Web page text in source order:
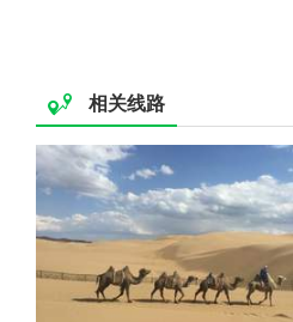
相关线路